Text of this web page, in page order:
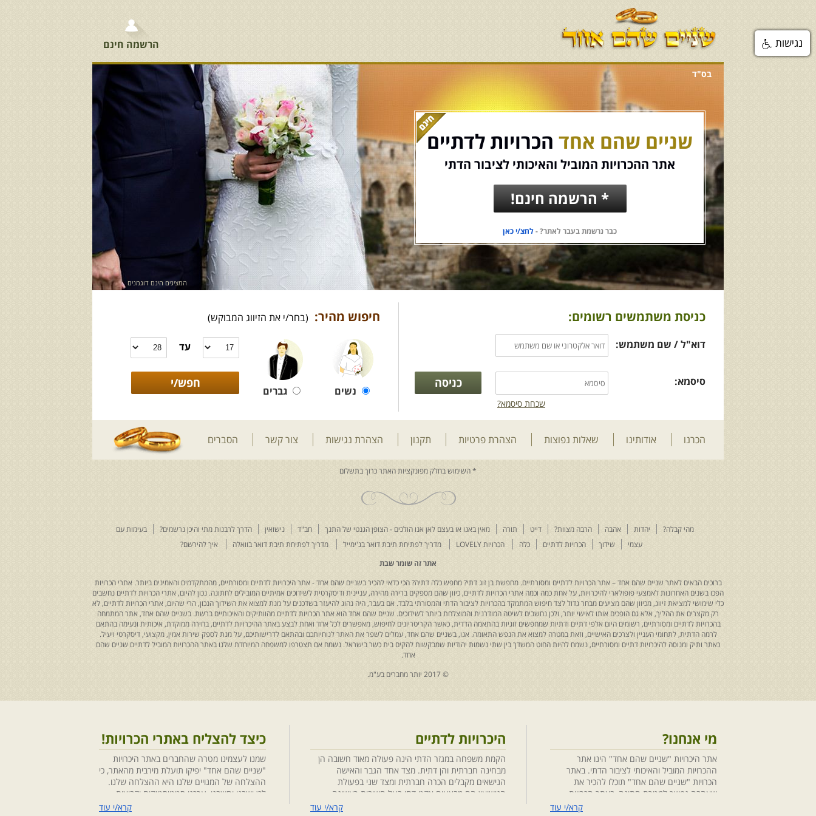
הרשמה חינם
בס"ד
שניים שהם אחד הכרויות לדתיים
אתר ההכרויות המוביל והאיכותי לציבור הדתי
* הרשמה חינם!
כבר נרשמת בעבר לאתר? -לחצ/י כאן
המציגים הינם דוגמנים
כניסת משתמשים רשומים:
דוא"ל / שם משתמש:
סיסמא:
שכחת סיסמא?
חיפוש מהיר: (בחר/י את הזיווג המבוקש)
נשים גברים
עד
הכרנו אודותינו שאלות נפוצות הצהרת פרטיות תקנון הצהרת נגישות צור קשר הסברים
מהי קבלה? יהדות אהבה הרבה מצוות? דייט תורה מאין באנו או בעצם לאן אנו הולכים - הצופן הגנטי של התנך חב"ד נישואין הדרך לרבנות מתי והיכן נרשמים?
בעימות עם
עצמי
שידוך הכרויות לדתיים כלה הכרויות LOVELY מדריך לפתיחת תיבת דואר בג'ימייל מדריך לפתיחת תיבת דואר בוואלה
איך להירשם?
אתר זה שומר שבת
ברוכים הבאים לאתר שניים שהם אחד – אתר הכרויות לדתיים ומסורתיים. מחפשת בן זוג דתי? מחפש כלה דתיה? הכי כדאי להכיר בשניים שהם אחד - אתר היכרויות לדתיים ומסורתיים, מהמתקדמים והאמינים ביותר. אתרי הכרויות
הפכו בשנים האחרונות לאמצעי פופולארי להיכרויות, על אחת כמה וכמה אתרי הכרויות לדתיים, כיוון שהם מספקים ברירה מהירה, עניינית ודיסקרטית לשידוכים אמיתיים המובילים לחתונה. נכון להיום, אתרי הכרויות לדתיים נחשבים
כלי שימושי למציאת זיווג, מכיוון שהם מציעים מבחר גדול לצד חיפוש המתמקד בהכרויות לציבור הדתי והמסורתי בלבד. אם בעבר, היה נהוג להיעזר בשדכנים על מנת למצוא את השידוך הנכון, הרי שהיום, אתרי הכרויות לדתיים, לא
רק מקצרים את ההליך, אלא גם הופכים אותו לאישי יותר, ולכן נחשבים לשיטה המודרנית והמוצלחת ביותר לשידוכים. שניים שהם אחד הוא אתר הכרויות לדתיים מהוותיקים והאיכותיים ברשת. בשניים שהם אחד, אתר המתמחה
בהכרויות לדתיים ומסורתיים, רשומים היום אלפי דתיים ודתיות שמחפשים זוגיות בהתאמה הדדית, כאשר הקריטריונים לחיפוש, מאפשרים לכל אחד ואחת לבצע באתר ההיכרויות לדתיים, בחירה ממוקדת, איכותית ונעימה בהתאם
לרמה הדתית, לתחומי העניין ולצרכים האישיים, וזאת במטרה למצוא את הנפש התאומה. אנו, בשניים שהם אחד, עמלים לשפר את האתר לנוחיותכם ובהתאם לדרישותיכם, על מנת לספק שירות אמין, מקצועי, דיסקרטי ויעיל.
כאתר ותיק ומנוסה להיכרויות דתיים ומסורתיים, נשמח להיות החוט המשדך בין שתי נשמות יהודיות שמבקשות להקים בית כשר בישראל. נשמח אם תצטרפו למשפחה המיוחדת שלנו באתר ההכרויות המוביל לדתיים שניים שהם
אחד.
© 2017 יותר מחברים בע"מ.
מי אנחנו?
אתר היכרויות "שניים שהם אחד" הינו אתר
ההכרויות המוביל והאיכותי לציבור הדתי. באתר
הכרויות "שניים שהם אחד" תוכלו להכיר את
שאהבה נפשך למטרת חתונה, באתר הכרויות
"שניים שהם אחד" הושקעו מחשבה ומאמציםקרא/י עוד
היכרויות לדתיים
הקמת משפחה במגזר הדתי הינה פעולה מאוד חשובה הן
מבחינה חברתית והן דתית. מצד אחד הגבר והאישה
הנישאים מקבלים הכרה חברתית ומצד שני בפעולת
הנישואין הם מבצעים אקט דתי בעל חשיבות ראשונה
במעלה. חשוב לציין בהקשר זה שגם הגורמים למפגשקרא/י עוד
כיצד להצליח באתרי הכרויות!
שמנו לעצמינו מטרה שהחברים באתר היכרויות
"שניים שהם אחד" יפיקו תועלת מירבית מהאתר, כי
ההצלחה של המנויים שלנו היא ההצלחה שלנו.
לכן ישבנו וחשבנו ,ערכנו סטטיסטיקות וקבוצות
מיקוד, בחנו התנהגויות ומגמות והמסקנה החדקרא/י עוד
נגישות